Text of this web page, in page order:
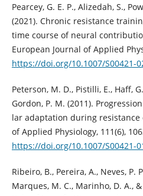
Pearcey, G. E. P., Alizedah, S.,
(2021). Chronic resistance
time course of neural
European Journal of Applied
https://doi.org/10.1007/S00421-
Peterson, M. D., Pistilli, E., Haff,
Gordon, P. M. (2011).
lar adaptation during resistance
of Applied Physiology, 111(6),
https://doi.org/10.1007/S00421-
Ribeiro, B., Pereira, A., Neves, P.
Marques, M. C., Marinho, D. A.,